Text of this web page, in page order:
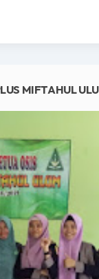
MIFTAHUL